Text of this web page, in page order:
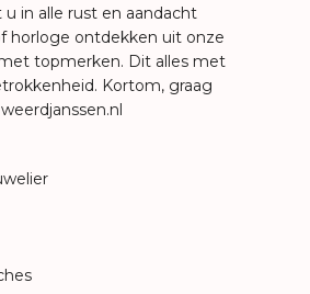
in alle rust en aandacht
horloge ontdekken uit onze
topmerken. Dit alles met
Kortom, graag
weerdjanssen.nl